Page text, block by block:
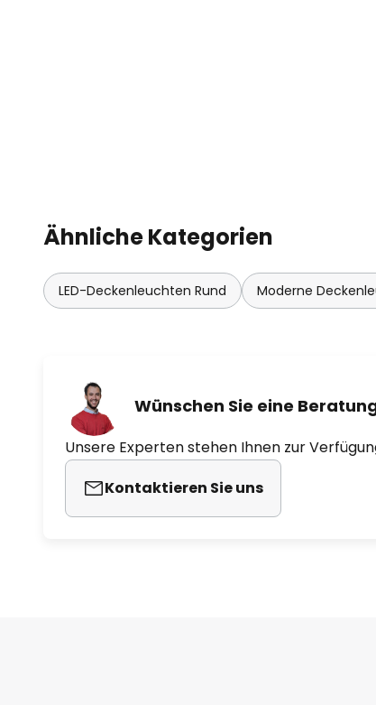
Ähnliche Kategorien
LED-Deckenleuchten Rund Moderne
Wünschen Sie eine
Unsere Experten stehen Ihnen zur
Kontaktieren Sie uns